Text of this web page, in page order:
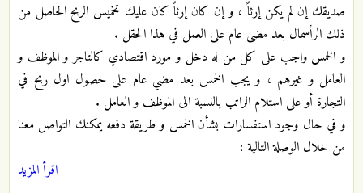
صديقك إن لم يكن إرثاً ، و إن كان إرثاً كان عليك تخميس الربح الحاصل من
ذلك الرأسمال بعد مضى عام على العمل في هذا الحقل .
و الخمس واجب على كل من له دخل و مورد اقتصادي كالتاجر و الموظف و
العامل و غيرهم ، و يجب الخمس بعد مضي عام على حصول اول ربح في
التجارة أو على استلام الراتب بالنسبة الى الموظف و العامل .
و في حال وجود استفسارات بشأن الخمس و طريقة دفعه يمكنك التواصل معنا
من خلال الوصلة التالية :
اقرأ المزيد